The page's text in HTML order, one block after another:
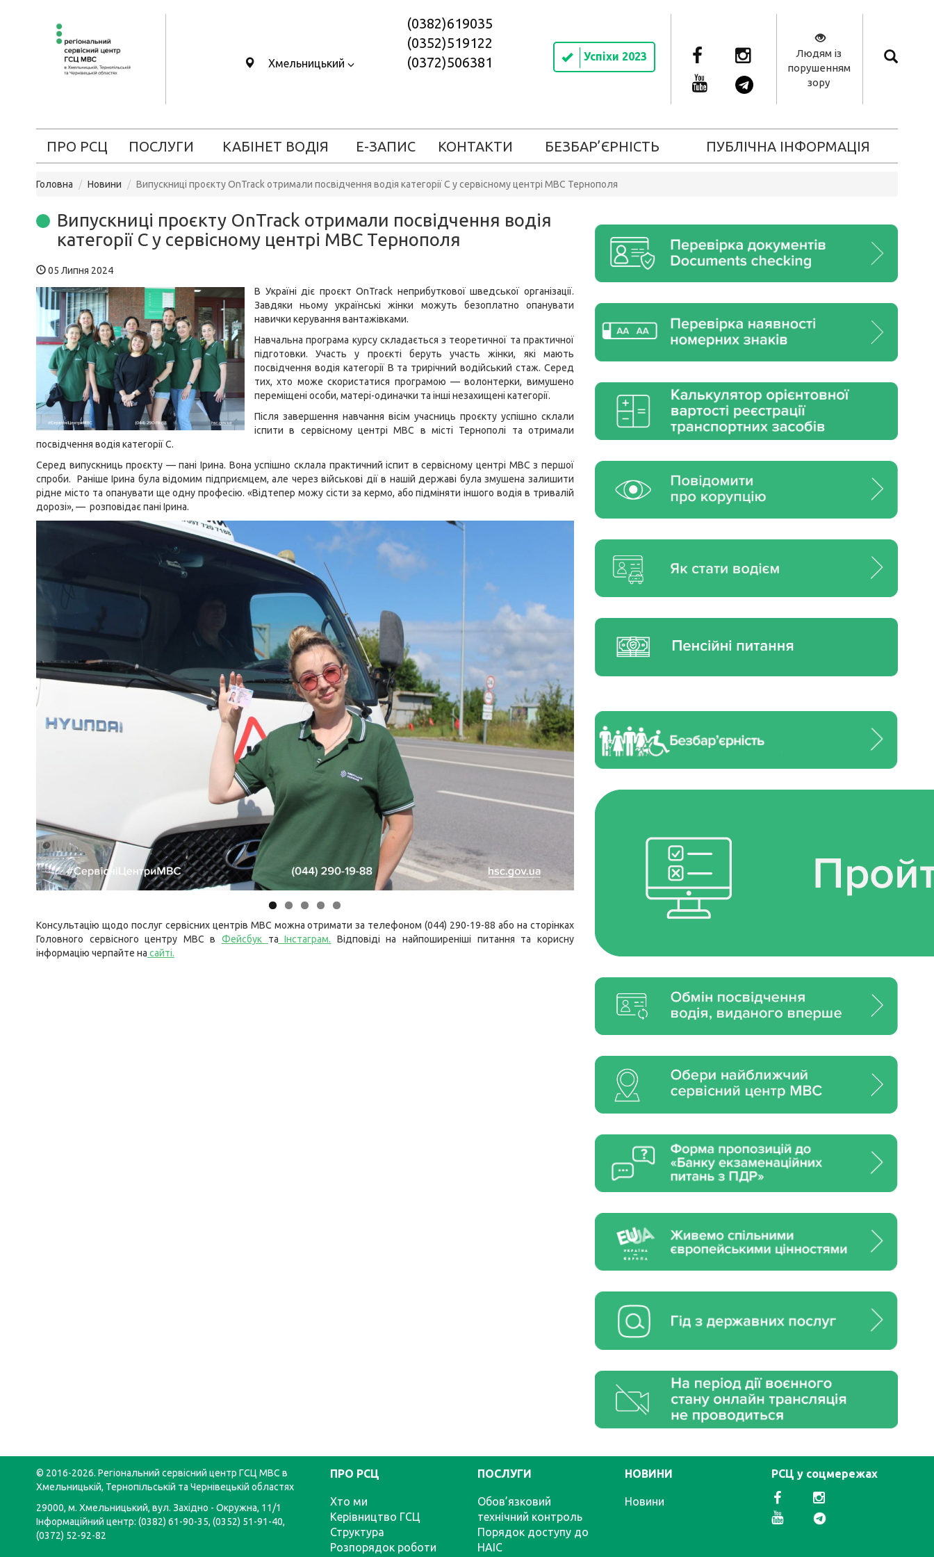
Хмельницький
(0382)619035
(0352)519122
(0372)506381
Успіхи 2023
Людям із
порушенням
зору
ПРО РСЦ ПОСЛУГИ КАБІНЕТ ВОДІЯ Е-ЗАПИС КОНТАКТИ БЕЗБАР’ЄРНІСТЬ ПУБЛІЧНА ІНФОРМАЦІЯ
Головна Новини Випускниці проєкту OnTrack отримали посвідчення водія категорії С у сервісному центрі МВС Тернополя
Випускниці проєкту OnTrack отримали посвідчення водія
категорії С у сервісному центрі МВС Тернополя
05 Липня 2024
В Україні діє проєкт OnTrack неприбуткової шведської організації.
Завдяки ньому українські жінки можуть безоплатно опанувати
навички керування вантажівками.
Навчальна програма курсу складається з теоретичної та практичної
підготовки. Участь у проєкті беруть участь жінки, які мають
посвідчення водія категорії В та трирічний водійський стаж. Серед
тих, хто може скористатися програмою — волонтерки, вимушено
переміщені особи, матері-одиначки та інші незахищені категорії.
Після завершення навчання вісім учасниць проєкту успішно склали
іспити в сервісному центрі МВС в місті Тернополі та отримали
посвідчення водія категорії С.
Серед випускниць проєкту — пані Ірина. Вона успішно склала практичний іспит в сервісному центрі МВС з першої
спроби. Раніше Ірина була відомим підприємцем, але через військові дії в нашій державі була змушена залишити
рідне місто та опанувати ще одну професію. «Відтепер можу сісти за кермо, або підміняти іншого водія в тривалій
дорозі», — розповідає пані Ірина.
Консультацію щодо послуг сервісних центрів МВС можна отримати за телефоном (044) 290-19-88 або на сторінках
Головного сервісного центру МВС вФейсбук та Інстаграм. Відповіді на найпоширеніші питання та корисну
інформацію черпайте на сайті.
© 2016-2026. Регіональний сервісний центр ГСЦ МВС в
Хмельницькій, Тернопільській та Чернівецькій областях
29000, м. Хмельницький, вул. Західно - Окружна, 11/1
Інформаційний центр: (0382) 61-90-35, (0352) 51-91-40,
(0372) 52-92-82
ПРО РСЦ
Хто ми
Керівництво ГСЦ
Структура
Розпорядок роботи
ПОСЛУГИ
Обов’язковий
технічний контроль
Порядок доступу до
НАІС
НОВИНИ
Новини
РСЦ у соцмережах